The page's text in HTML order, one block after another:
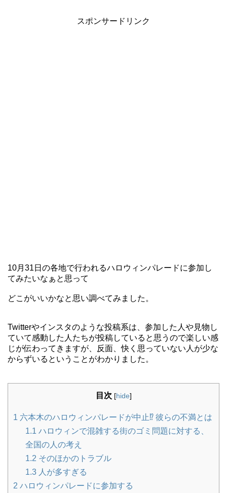
スポンサードリンク
10月31日の各地で行われるハロウィンパレードに参加し
てみたいなぁと思って
どこがいいかなと思い調べてみました。
Twitterやインスタのような投稿系は、参加した人や見物し
ていて感動した人たちが投稿していると思うので楽しい感
じが伝わってきますが、反面、快く思っていない人が少な
からずいる ということがわかりました。
目次 [hide]
1 六本木のハロウィンパレードが中止⁉︎ 彼らの不満とは
1.1 ハロウィンで混雑する街のゴミ問題に対する、
全国の人の考え
1.2 そのほかのトラブル
1.3 人が多すぎる
2 ハロウィンパレードに参加する